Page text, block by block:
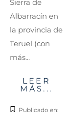
Sierra de
Albarracín en
la provincia de
Teruel (con
más...
LEER
MÁS...
Publicado en: